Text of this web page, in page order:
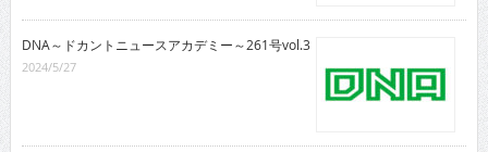
DNA～ドカントニュースアカデミー～261号vol.3
2024/5/27